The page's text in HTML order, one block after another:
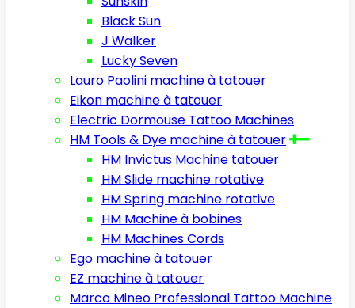
Black Sun
J Walker
Lucky Seven
Lauro Paolini machine à tatouer
Eikon machine à tatouer
Electric Dormouse Tattoo Machines
HM Tools & Dye machine à tatouer
HM Invictus Machine tatouer
HM Slide machine rotative
HM Spring machine rotative
HM Machine à bobines
HM Machines Cords
Ego machine à tatouer
EZ machine à tatouer
Marco Mineo Professional Tattoo Machine